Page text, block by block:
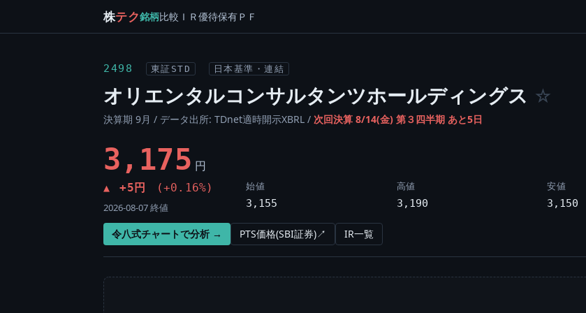
株テク銘柄比較 ＩＲ優待保有ＰＦ
2498 東証STD 日本基準・連結
オリエンタルコンサルタンツホールディングス ☆
決算期 9月 / データ出所: TDnet適時開示XBRL / 次回決算 8/14(金) 第３四半期 あと5日
3,175 円
▲ +5円 (+0.16%)
2026-08-07 終値
始値
3,155
高値
3,190
安値
3,150
令八式チャートで分析 → PTS価格(SBI証券)↗ IR一覧